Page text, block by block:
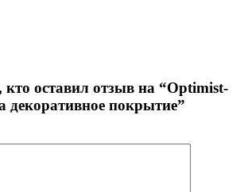
оставил отзыв на “Optimist-
декоративное покрытие”